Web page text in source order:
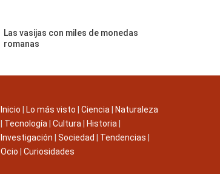
Las vasijas con miles de monedas
romanas
Inicio Lo más visto Ciencia
Naturaleza
Tecnología Cultura Historia
Investigación
Sociedad Tendencias
Ocio
Curiosidades